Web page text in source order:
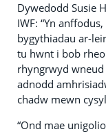
Dywedodd Susie
IWF: “Yn
bygythiadau ar-
tu hwnt i bob
rhyngrwyd
adnodd
chadw mewn
“Ond mae